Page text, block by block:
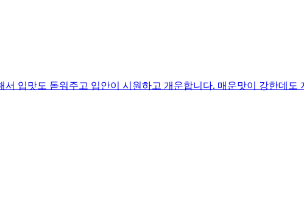
입맛도 돋워주고 입안이 시원하고 개운합니다. 매운맛이 강한데도